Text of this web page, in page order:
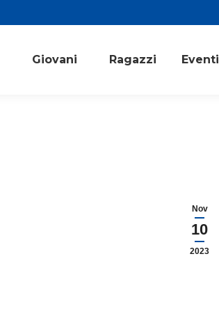
Giovani Ragazzi Eventi
Nov
10
2023